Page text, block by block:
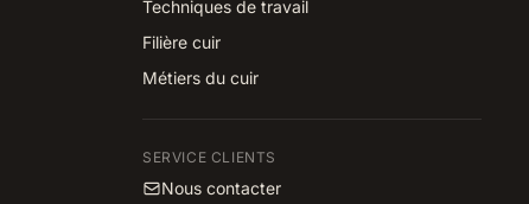
Techniques de travail
Filière cuir
Métiers du cuir
SERVICE CLIENTS
Nous contacter